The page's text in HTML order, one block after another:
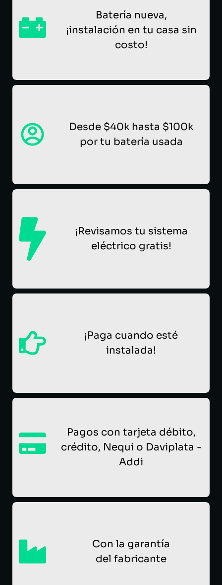
Batería nueva,
¡instalación en tu casa sin
costo!
Desde $40k hasta $100k
por tu batería usada
¡Revisamos tu sistema
eléctrico gratis!
¡Paga cuando esté
instalada!
Pagos con tarjeta débito,
crédito, Nequi o Daviplata -
Addi
Con la garantía
del fabricante